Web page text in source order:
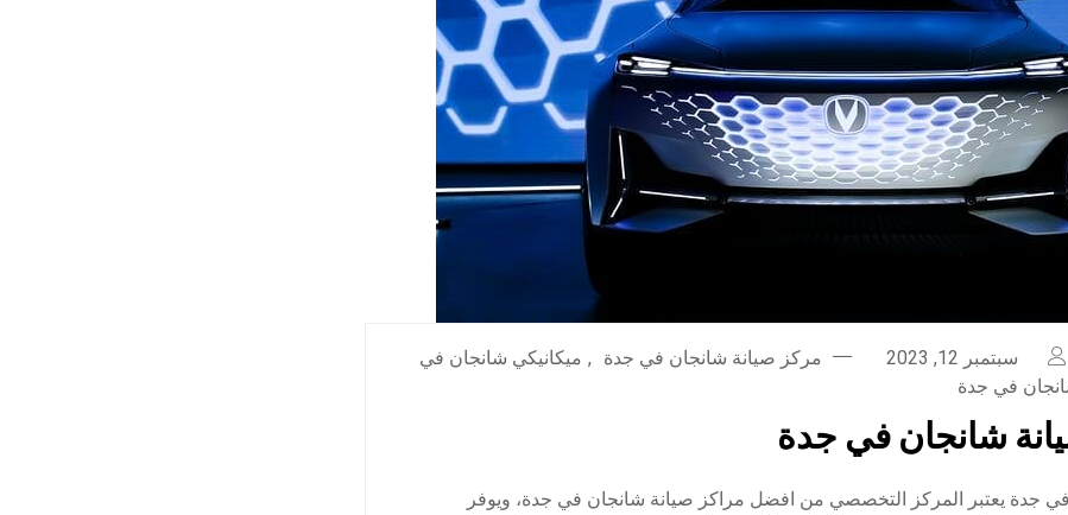
سبتمبر 12, 2023 مركز صيانة شانجان في جدة , ميكانيكي شانجان في
في جدة
شانجان في جدة
جدة يعتبر المركز التخصصي من افضل مراكز صيانة شانجان في جدة، ويوفر